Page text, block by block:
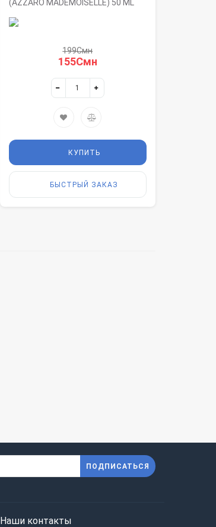
(AZZARO MADEMOISELLE) 50 ML
199Смн
155Смн
КУПИТЬ
БЫСТРЫЙ ЗАКАЗ
ПОДПИСАТЬСЯ
Наши контакты